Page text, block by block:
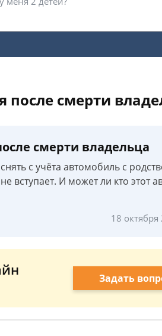
после смерти
смерти владельца
с учёта автомобиль с
вступает. И может ли кто этот
18 октября
Задать